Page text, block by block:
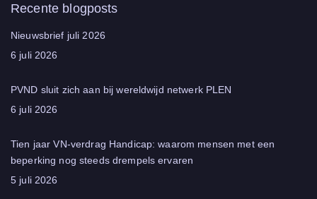
Recente blogposts
Nieuwsbrief juli 2026
6 juli 2026
PVND sluit zich aan bij wereldwijd netwerk PLEN
6 juli 2026
Tien jaar VN‑verdrag Handicap: waarom mensen met een
beperking nog steeds drempels ervaren
5 juli 2026